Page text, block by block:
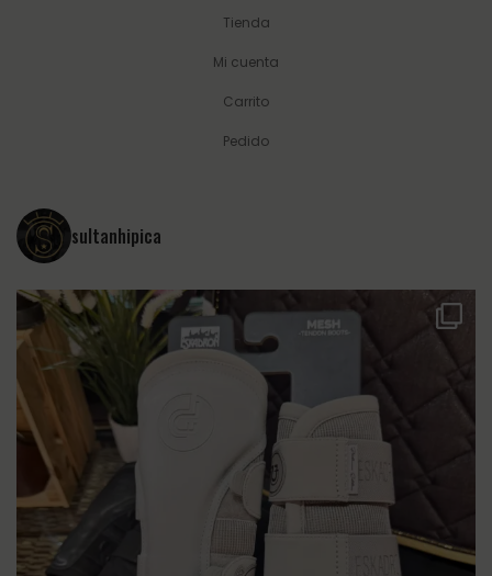
Tienda
Mi cuenta
Carrito
Pedido
sultanhipica